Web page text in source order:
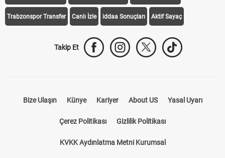
Trabzonspor Transfer Canlı İzle iddaa Sonuçları Aktif Sayaç
Takip Et
Bize Ulaşın Künye Kariyer About US Yasal Uyarı
Çerez Politikası Gizlilik Politikası
KVKK Aydınlatma Metni Kurumsal